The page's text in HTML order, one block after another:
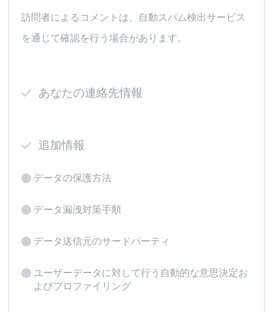
訪問者によるコメントは、自動スパム検出サービス
を通じて確認を行う場合があります。
あなたの連絡先情報
追加情報
データの保護方法
データ漏洩対策手順
データ送信元のサードパーティ
ユーザーデータに対して行う自動的な意思決定お
よびプロファイリング